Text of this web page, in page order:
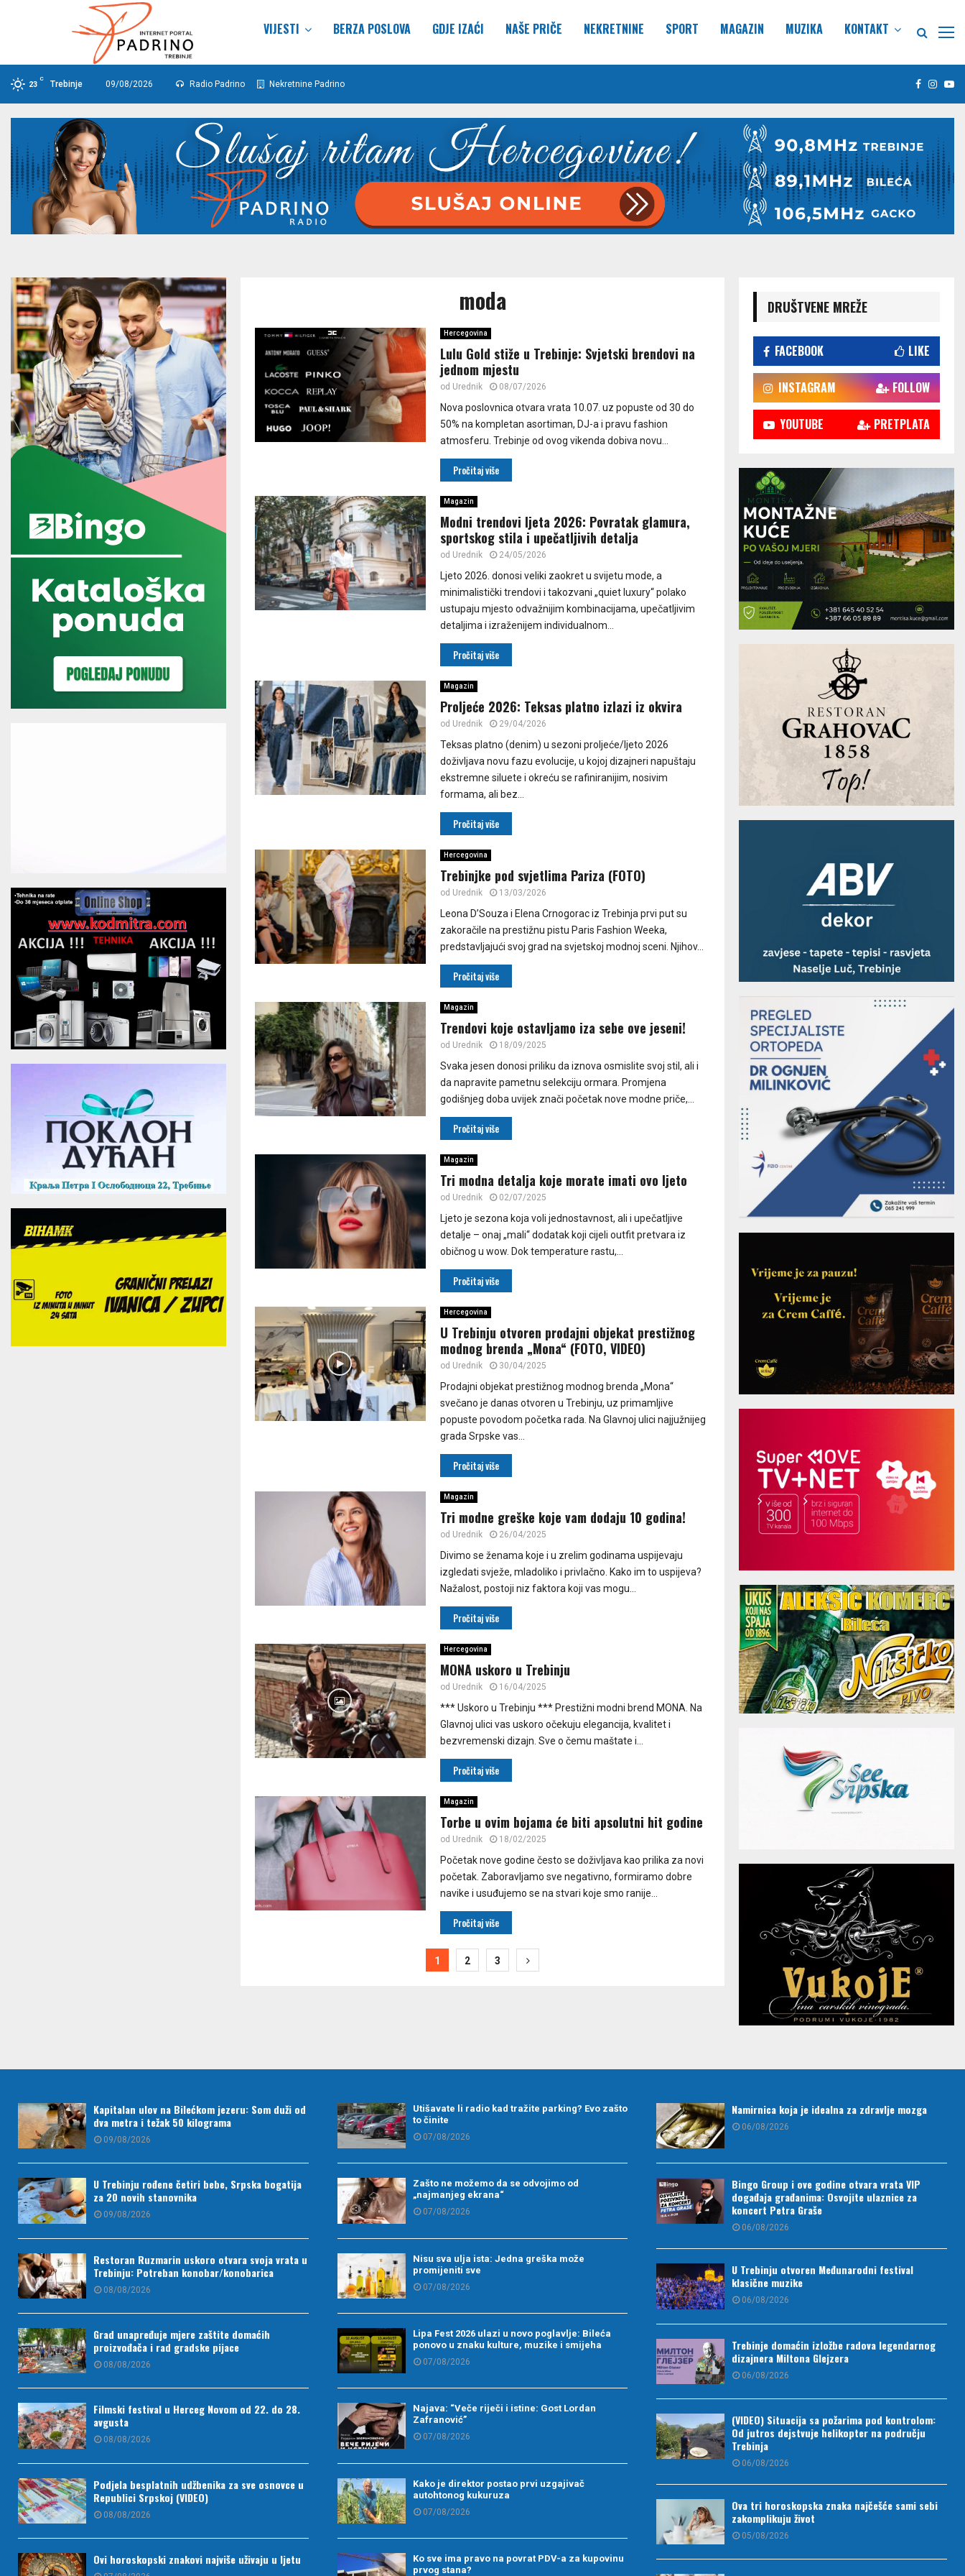
VIJESTI BERZA POSLOVA GDJE IZAĆI NAŠE PRIČE NEKRETNINE SPORT MAGAZIN MUZIKA KONTAKT
23
C
Trebinje 09/08/2026 Radio Padrino Nekretnine Padrino Facebook
moda
Hercegovina
Lulu Gold stiže u Trebinje: Svjetski brendovi na
jednom mjestu
od Urednik 08/07/2026
Nova poslovnica otvara vrata 10.07. uz popuste od 30 do
50% na kompletan asortiman, DJ-a i pravu fashion
atmosferu. Trebinje od ovog vikenda dobiva novu...
Pročitaj više
Magazin
Modni trendovi ljeta 2026: Povratak glamura,
sportskog stila i upečatljivih detalja
od Urednik 24/05/2026
Ljeto 2026. donosi veliki zaokret u svijetu mode, a
minimalistički trendovi i takozvani „quiet luxury“ polako
ustupaju mjesto odvažnijim kombinacijama, upečatljivim
detaljima i izraženijem individualnom...
Pročitaj više
Magazin
Proljeće 2026: Teksas platno izlazi iz okvira
od Urednik 29/04/2026
Teksas platno (denim) u sezoni proljeće/ljeto 2026
doživljava novu fazu evolucije, u kojoj dizajneri napuštaju
ekstremne siluete i okreću se rafiniranijim, nosivim
formama, ali bez...
Pročitaj više
Hercegovina
Trebinjke pod svjetlima Pariza (FOTO)
od Urednik 13/03/2026
Leona D’Souza i Elena Crnogorac iz Trebinja prvi put su
zakoračile na prestižnu pistu Paris Fashion Weeka,
predstavljajući svoj grad na svjetskoj modnoj sceni. Njihov...
Pročitaj više
Magazin
Trendovi koje ostavljamo iza sebe ove jeseni!
od Urednik 18/09/2025
Svaka jesen donosi priliku da iznova osmislite svoj stil, ali i
da napravite pametnu selekciju ormara. Promjena
godišnjeg doba uvijek znači početak nove modne priče,...
Pročitaj više
Magazin
Tri modna detalja koje morate imati ovo ljeto
od Urednik 02/07/2025
Ljeto je sezona koja voli jednostavnost, ali i upečatljive
detalje – onaj „mali“ dodatak koji cijeli outfit pretvara iz
običnog u wow. Dok temperature rastu,...
Pročitaj više
Hercegovina
U Trebinju otvoren prodajni objekat prestižnog
modnog brenda „Mona“ (FOTO, VIDEO)
od Urednik 30/04/2025
Prodajni objekat prestižnog modnog brenda „Mona“
svečano je danas otvoren u Trebinju, uz primamljive
popuste povodom početka rada. Na Glavnoj ulici najjužnijeg
grada Srpske vas...
Pročitaj više
Magazin
Tri modne greške koje vam dodaju 10 godina!
od Urednik 26/04/2025
Divimo se ženama koje i u zrelim godinama uspijevaju
izgledati svježe, mladoliko i privlačno. Kako im to uspijeva?
Nažalost, postoji niz faktora koji vas mogu...
Pročitaj više
Hercegovina
MONA uskoro u Trebinju
od Urednik 16/04/2025
*** Uskoro u Trebinju *** Prestižni modni brend MONA. Na
Glavnoj ulici vas uskoro očekuju elegancija, kvalitet i
bezvremenski dizajn. Sve o čemu maštate i...
Pročitaj više
Magazin
Torbe u ovim bojama će biti apsolutni hit godine
od Urednik 18/02/2025
Početak nove godine često se doživljava kao prilika za novi
početak. Zaboravljamo sve negativno, formiramo dobre
navike i usuđujemo se na stvari koje smo ranije...
Pročitaj više
1 2 3
DRUŠTVENE MREŽE
FACEBOOK LIKE
INSTAGRAM FOLLOW
YOUTUBE PRETPLATA
Kapitalan ulov na Bilećkom jezeru: Som duži od
dva metra i težak 50 kilograma
09/08/2026
U Trebinju rođene četiri bebe, Srpska bogatija
za 20 novih stanovnika
09/08/2026
Restoran Ruzmarin uskoro otvara svoja vrata u
Trebinju: Potreban konobar/konobarica
08/08/2026
Grad unapređuje mjere zaštite domaćih
proizvođača i rad gradske pijace
08/08/2026
Filmski festival u Herceg Novom od 22. do 28.
avgusta
08/08/2026
Podjela besplatnih udžbenika za sve osnovce u
Republici Srpskoj (VIDEO)
08/08/2026
Ovi horoskopski znakovi najviše uživaju u ljetu
Utišavate li radio kad tražite parking? Evo zašto
to činite
07/08/2026
Zašto ne možemo da se odvojimo od
„najmanjeg ekrana“
07/08/2026
Nisu sva ulja ista: Jedna greška može
promijeniti sve
07/08/2026
Lipa Fest 2026 ulazi u novo poglavlje: Bileća
ponovo u znaku kulture, muzike i smijeha
07/08/2026
Najava: “Veče riječi i istine: Gost Lordan
Zafranović”
07/08/2026
Kako je direktor postao prvi uzgajivač
autohtonog kukuruza
07/08/2026
Ko sve ima pravo na povrat PDV-a za kupovinu
prvog stana?
Namirnica koja je idealna za zdravlje mozga
06/08/2026
Bingo Group i ove godine otvara vrata VIP
događaja građanima: Osvojite ulaznice za
koncert Petra Graše
06/08/2026
U Trebinju otvoren Međunarodni festival
klasične muzike
06/08/2026
Trebinje domaćin izložbe radova legendarnog
dizajnera Miltona Glejzera
06/08/2026
(VIDEO) Situacija sa požarima pod kontrolom:
Od jutros dejstvuje helikopter na području
Trebinja
06/08/2026
Ova tri horoskopska znaka najčešće sami sebi
zakomplikuju život
05/08/2026